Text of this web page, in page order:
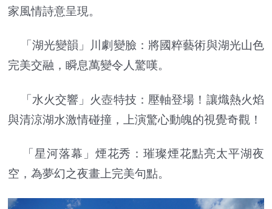
家風情詩意呈現。
「湖光變韻」川劇變臉：將國粹藝術與湖光山色
完美交融，瞬息萬變令人驚嘆。
「水火交響」火壺特技：壓軸登場！讓熾熱火焰
與清涼湖水激情碰撞，上演驚心動魄的視覺奇觀！
「星河落幕」煙花秀：璀璨煙花點亮太平湖夜
空，為夢幻之夜畫上完美句點。